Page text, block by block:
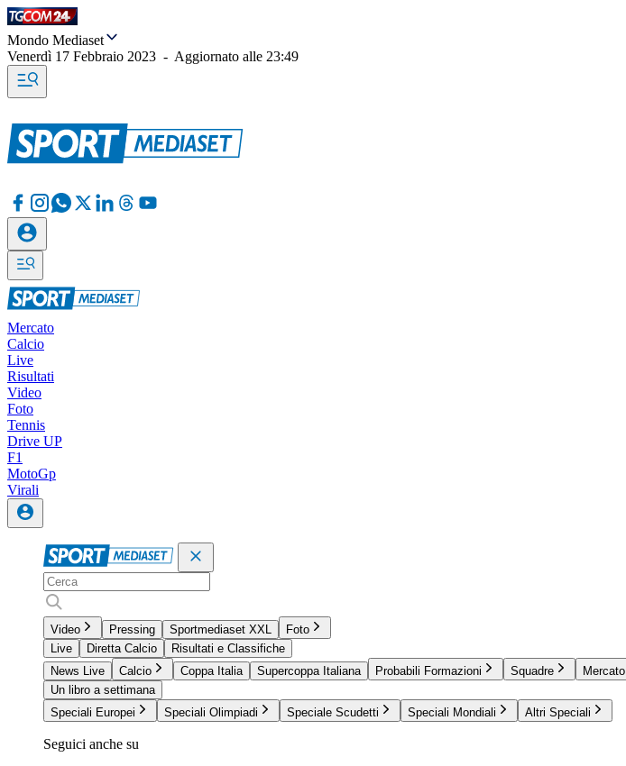
Mondo Mediaset
Venerdì 17 Febbraio 2023 - Aggiornato alle 23:49
Mercato
Calcio
Live
Risultati
Video
Foto
Tennis
Drive UP
F1
MotoGp
Virali
Video Pressing Sportmediaset XXL
Foto
Live
Diretta Calcio
Risultati e Classifiche
News Live
Calcio Coppa Italia Supercoppa Italiana Probabili Formazioni Squadre Mercato
Un libro a settimana
Speciali Europei
Speciali Olimpiadi Speciale Scudetti Speciali Mondiali Altri Speciali
Seguici anche su